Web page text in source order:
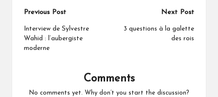
Post
navigation
Previous Post
Interview de Sylvestre
Wahid : l’aubergiste
moderne
Next Post
3 questions à la galette
des rois
Comments
No comments yet. Why don’t you start the discussion?